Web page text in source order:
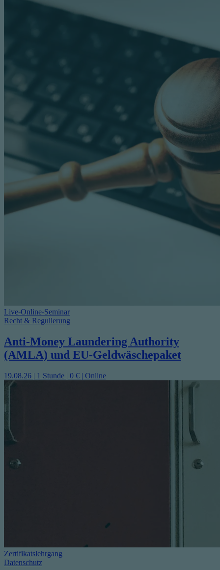
Live-Online-Seminar
Recht & Regulierung
Anti-Money Laundering Authority
(AMLA) und EU-Geldwäschepaket
19.08.26 | 1 Stunde | 0 € | Online
Zertifikatslehrgang
Datenschutz